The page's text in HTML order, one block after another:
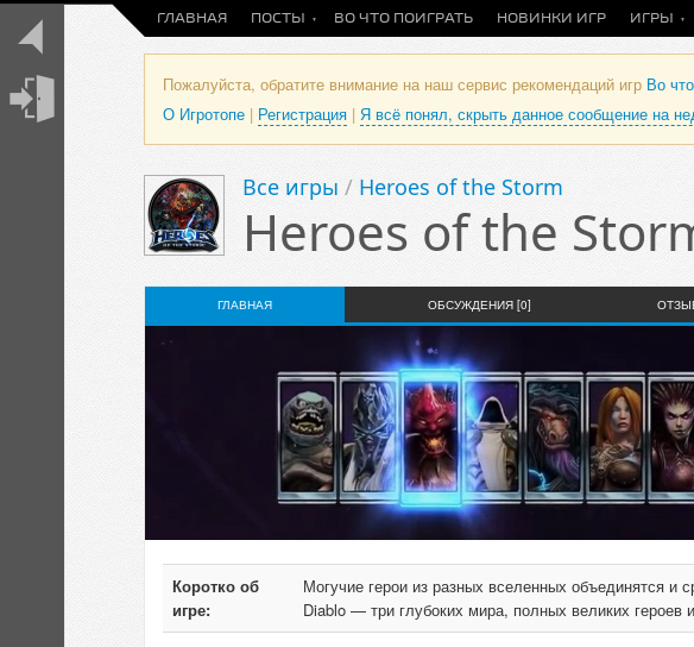
ГЛАВНАЯ ПОСТЫ ВО ЧТО ПОИГРАТЬ НОВИНКИ ИГР ИГРЫ
Пожалуйста, обратите внимание на наш сервис рекомендаций игр Во
О Игротопе | Регистрация | Я всё понял, скрыть данное сообщение на
Все игры / Heroes of the Storm
Heroes of the
ГЛАВНАЯ ОБСУЖДЕНИЯ [0]
Коротко об
игре:
Могучие герои из разных вселенных объединятся и
Diablo — три глубоких мира, полных великих героев